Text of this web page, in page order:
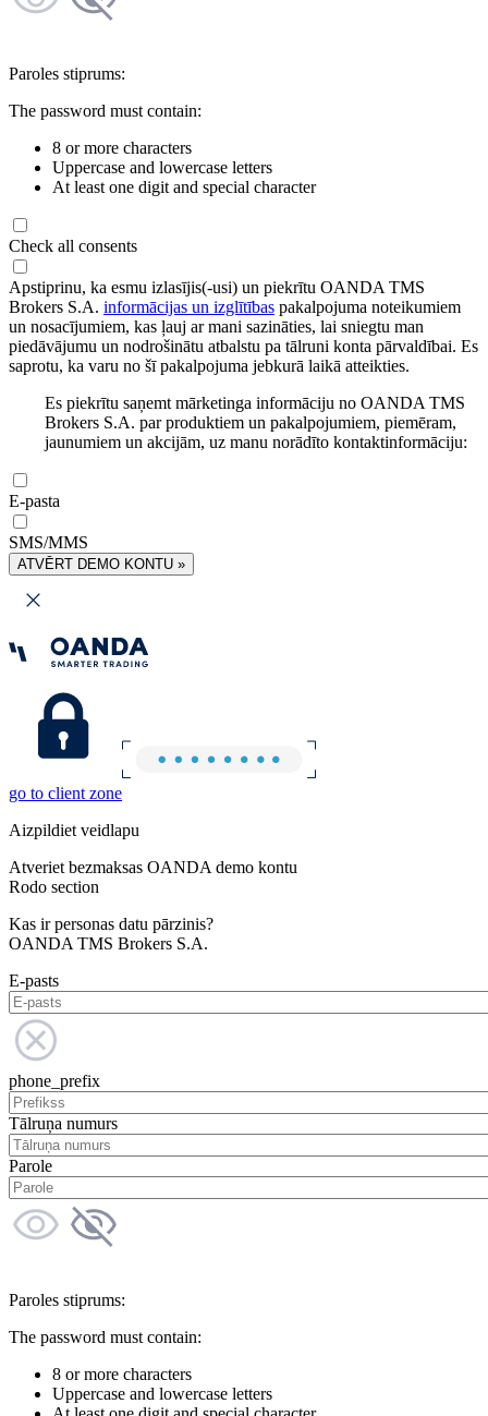
Paroles stiprums:
The password must contain:
8 or more characters
Uppercase and lowercase letters
At least one digit and special character
Check all consents
Apstiprinu, ka esmu izlasījis(-usi) un piekrītu OANDA TMS
Brokers S.A. informācijas un izglītības pakalpojuma noteikumiem
un nosacījumiem, kas ļauj ar mani sazināties, lai sniegtu man
piedāvājumu un nodrošinātu atbalstu pa tālruni konta pārvaldībai. Es
saprotu, ka varu no šī pakalpojuma jebkurā laikā atteikties.
Es piekrītu saņemt mārketinga informāciju no OANDA TMS
Brokers S.A. par produktiem un pakalpojumiem, piemēram,
jaunumiem un akcijām, uz manu norādīto kontaktinformāciju:
E-pasta
SMS/MMS
ATVĒRT DEMO KONTU »
go to client zone
Aizpildiet veidlapu
Atveriet bezmaksas OANDA demo kontu
Rodo section
Kas ir personas datu pārzinis?
OANDA TMS Brokers S.A.
E-pasts
phone_prefix
Tālruņa numurs
Parole
Paroles stiprums:
The password must contain:
8 or more characters
Uppercase and lowercase letters